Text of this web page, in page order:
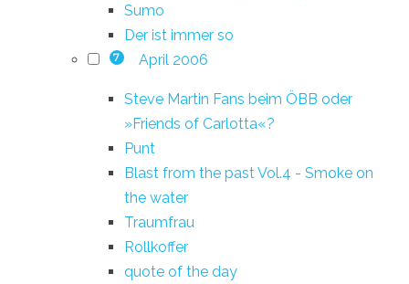
Sumo
Der ist immer so
7 April 2006
Steve Martin Fans beim ÖBB oder
»Friends of Carlotta«?
Punt
Blast from the past Vol.4 - Smoke on
the water
Traumfrau
Rollkoffer
quote of the day